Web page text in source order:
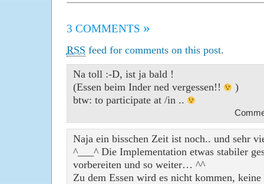
3 COMMENTS »
RSS feed for comments on this post.
Na toll :-D, ist ja bald !
(Essen beim Inder ned vergessen!!
)
btw: to participate at /in ..
Naja ein bisschen Zeit ist noch.. und sehr
^___^ Die Implementation etwas stabiler
vorbereiten und so weiter… ^^
Zu dem Essen wird es nicht kommen,